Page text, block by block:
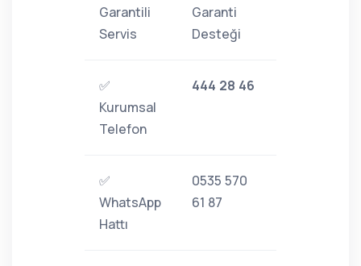
Garantili
Servis
Garanti
Desteği
✅
Kurumsal
Telefon
444 28 46
✅
WhatsApp
Hattı
0535 570
61 87